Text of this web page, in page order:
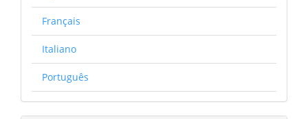
Français
Italiano
Português